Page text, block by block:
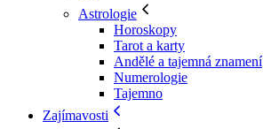
Astrologie
Horoskopy
Tarot a karty
Andělé a tajemná znamení
Numerologie
Tajemno
Zajímavosti